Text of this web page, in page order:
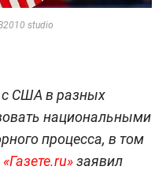
studio
с США в разных
национальными
процесса, в том
«Газете.ru»заявил